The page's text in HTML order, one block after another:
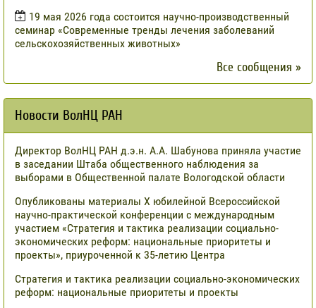
19 мая 2026 года состоится научно-производственный
семинар «Современные тренды лечения заболеваний
сельскохозяйственных животных»
Все сообщения »
Новости ВолНЦ РАН
Директор ВолНЦ РАН д.э.н. А.А. Шабунова приняла участие
в заседании Штаба общественного наблюдения за
выборами в Общественной палате Вологодской области
Опубликованы материалы X юбилейной Всероссийской
научно-практической конференции с международным
участием «Стратегия и тактика реализации социально-
экономических реформ: национальные приоритеты и
проекты», приуроченной к 35-летию Центра
Стратегия и тактика реализации социально-экономических
реформ: национальные приоритеты и проекты